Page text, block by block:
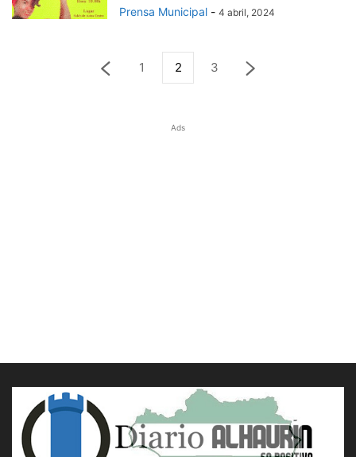
Prensa Municipal - 4 abril, 2024
1 2 3
Ads